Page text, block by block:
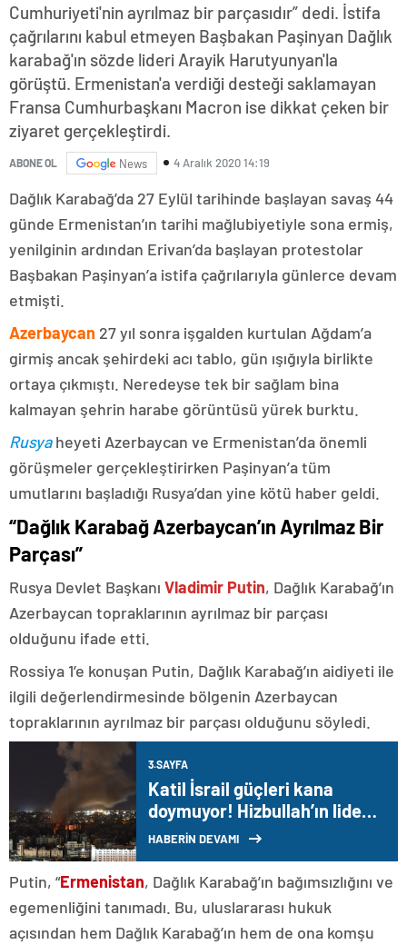
Cumhuriyeti'nin ayrılmaz bir parçasıdır” dedi. İstifa
çağrılarını kabul etmeyen Başbakan Paşinyan Dağlık
karabağ'ın sözde lideri Arayik Harutyunyan'la
görüştü. Ermenistan'a verdiği desteği saklamayan
Fransa Cumhurbaşkanı Macron ise dikkat çeken bir
ziyaret gerçekleştirdi.
ABONE OL News 4 Aralık 2020 14:19
Dağlık Karabağ’da 27 Eylül tarihinde başlayan savaş 44
günde Ermenistan’ın tarihi mağlubiyetiyle sona ermiş,
yenilginin ardından Erivan’da başlayan protestolar
Başbakan Paşinyan’a istifa çağrılarıyla günlerce devam
etmişti.
Azerbaycan 27 yıl sonra işgalden kurtulan Ağdam’a
girmiş ancak şehirdeki acı tablo, gün ışığıyla birlikte
ortaya çıkmıştı. Neredeyse tek bir sağlam bina
kalmayan şehrin harabe görüntüsü yürek burktu.
Rusyaheyeti Azerbaycan ve Ermenistan’da önemli
görüşmeler gerçekleştirirken Paşinyan’a tüm
umutlarını başladığı Rusya’dan yine kötü haber geldi.
“Dağlık Karabağ Azerbaycan’ın Ayrılmaz Bir
Parçası”
Rusya Devlet Başkanı Vladimir Putin, Dağlık Karabağ’ın
Azerbaycan topraklarının ayrılmaz bir parçası
olduğunu ifade etti.
Rossiya 1’e konuşan Putin, Dağlık Karabağ’ın aidiyeti ile
ilgili değerlendirmesinde bölgenin Azerbaycan
topraklarının ayrılmaz bir parçası olduğunu söyledi.
3.SAYFA
Katil İsrail güçleri kana
doymuyor! Hizbullah’ın lider
adayı Safiyüddin hedef alındı
HABERİN DEVAMI
Putin, “Ermenistan, Dağlık Karabağ’ın bağımsızlığını ve
egemenliğini tanımadı. Bu, uluslararası hukuk
açısından hem Dağlık Karabağ’ın hem de ona komşu